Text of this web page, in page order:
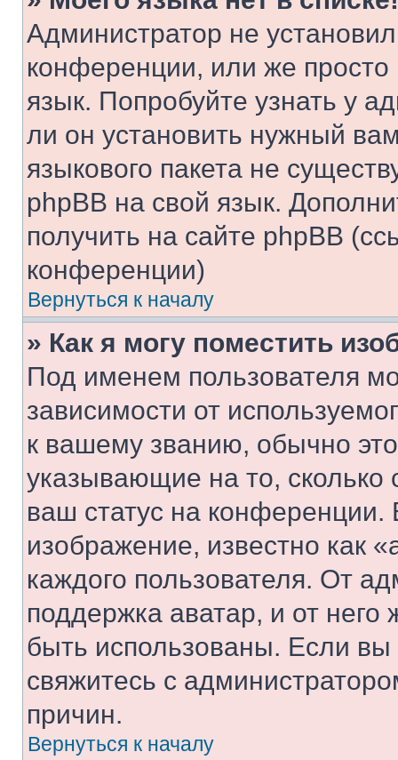
Администратор не
конференции, или же
язык. Попробуйте узнать у
ли он установить нужный
языкового пакета не
phpBB на свой язык.
получить на сайте phpBB
конференции)
Вернуться к началу
» Как я могу поместить
Под именем пользователя
зависимости от
к вашему званию, обычно это
указывающие на то,
ваш статус на
изображение, известно как
каждого пользователя. От
поддержка аватар, и от него
быть использованы. Если
свяжитесь с
причин.
Вернуться к началу